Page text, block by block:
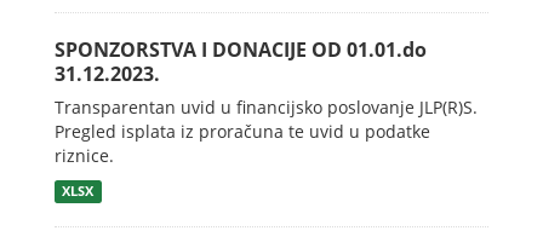
SPONZORSTVA I DONACIJE OD 01.01.do
31.12.2023.
Transparentan uvid u financijsko poslovanje JLP(R)S.
Pregled isplata iz proračuna te uvid u podatke
riznice.
XLSX